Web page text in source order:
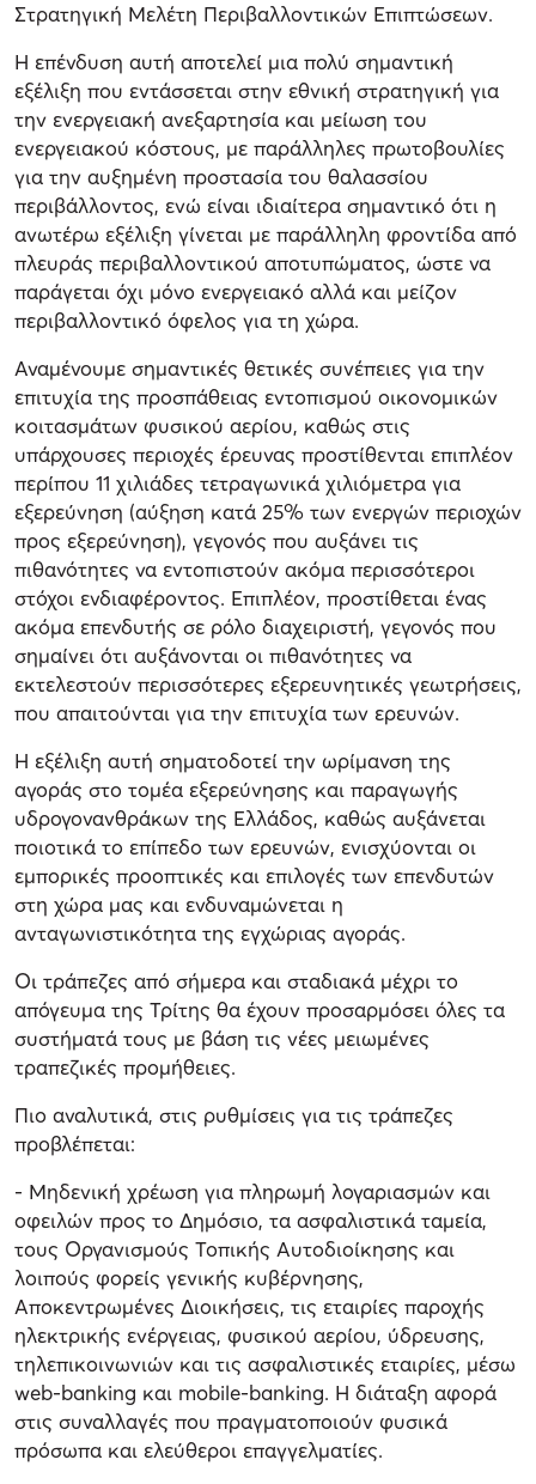
Στρατηγική Μελέτη Περιβαλλοντικών Επιπτώσεων.
Η επένδυση αυτή αποτελεί μια πολύ σημαντική
εξέλιξη που εντάσσεται στην εθνική στρατηγική για
την ενεργειακή ανεξαρτησία και μείωση του
ενεργειακού κόστους, με παράλληλες πρωτοβουλίες
για την αυξημένη προστασία του θαλασσίου
περιβάλλοντος, ενώ είναι ιδιαίτερα σημαντικό ότι η
ανωτέρω εξέλιξη γίνεται με παράλληλη φροντίδα από
πλευράς περιβαλλοντικού αποτυπώματος, ώστε να
παράγεται όχι μόνο ενεργειακό αλλά και μείζον
περιβαλλοντικό όφελος για τη χώρα.
Αναμένουμε σημαντικές θετικές συνέπειες για την
επιτυχία της προσπάθειας εντοπισμού οικονομικών
κοιτασμάτων φυσικού αερίου, καθώς στις
υπάρχουσες περιοχές έρευνας προστίθενται επιπλέον
περίπου 11 χιλιάδες τετραγωνικά χιλιόμετρα για
εξερεύνηση (αύξηση κατά 25% των ενεργών περιοχών
προς εξερεύνηση), γεγονός που αυξάνει τις
πιθανότητες να εντοπιστούν ακόμα περισσότεροι
στόχοι ενδιαφέροντος. Επιπλέον, προστίθεται ένας
ακόμα επενδυτής σε ρόλο διαχειριστή, γεγονός που
σημαίνει ότι αυξάνονται οι πιθανότητες να
εκτελεστούν περισσότερες εξερευνητικές γεωτρήσεις,
που απαιτούνται για την επιτυχία των ερευνών.
Η εξέλιξη αυτή σηματοδοτεί την ωρίμανση της
αγοράς στο τομέα εξερεύνησης και παραγωγής
υδρογονανθράκων της Ελλάδος, καθώς αυξάνεται
ποιοτικά το επίπεδο των ερευνών, ενισχύονται οι
εμπορικές προοπτικές και επιλογές των επενδυτών
στη χώρα μας και ενδυναμώνεται η
ανταγωνιστικότητα της εγχώριας αγοράς.
Οι τράπεζες από σήμερα και σταδιακά μέχρι το
απόγευμα της Τρίτης θα έχουν προσαρμόσει όλες τα
συστήματά τους με βάση τις νέες μειωμένες
τραπεζικές προμήθειες.
Πιο αναλυτικά, στις ρυθμίσεις για τις τράπεζες
προβλέπεται:
- Μηδενική χρέωση για πληρωμή λογαριασμών και
οφειλών προς το Δημόσιο, τα ασφαλιστικά ταμεία,
τους Οργανισμούς Τοπικής Αυτοδιοίκησης και
λοιπούς φορείς γενικής κυβέρνησης,
Αποκεντρωμένες Διοικήσεις, τις εταιρίες παροχής
ηλεκτρικής ενέργειας, φυσικού αερίου, ύδρευσης,
τηλεπικοινωνιών και τις ασφαλιστικές εταιρίες, μέσω
web-banking και mobile-banking. Η διάταξη αφορά
στις συναλλαγές που πραγματοποιούν φυσικά
πρόσωπα και ελεύθεροι επαγγελματίες.